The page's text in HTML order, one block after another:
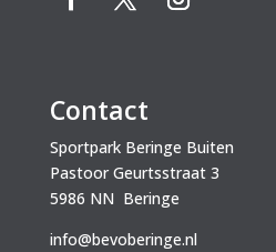
Contact
Sportpark Beringe Buiten
Pastoor Geurtsstraat 3
5986 NN Beringe
info@bevoberinge.nl